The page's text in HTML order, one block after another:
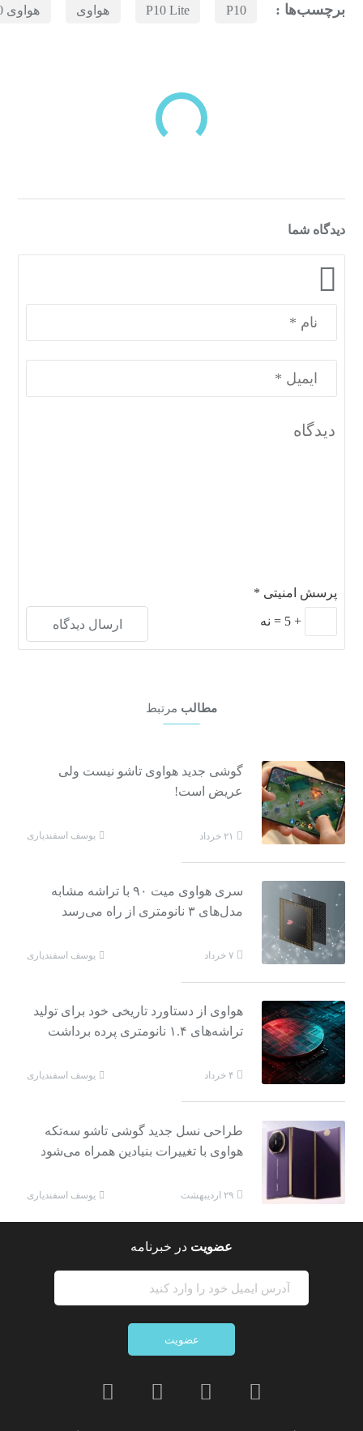
برچسب‌ها : P10
P10 Lite هواوی هواوی P10
دسته‌بندی‌های منتخب برای شما
دیدگاه شما
پرسش امنیتی *
+
5
= نه
مطالب مرتبط
گوشی جدید هواوی تاشو نیست ولی
عریض است!
۲۱ خرداد یوسف اسفندیاری
سری هواوی میت ۹۰ با تراشه مشابه
مدل‌های ۳ نانومتری از راه می‌رسد
۷ خرداد یوسف اسفندیاری
هواوی از دستاورد تاریخی خود برای تولید
تراشه‌های ۱.۴ نانومتری پرده برداشت
۴ خرداد یوسف اسفندیاری
طراحی نسل جدید گوشی تاشو سه‌تکه
هواوی با تغییرات بنیادین همراه می‌شود
۲۹ اردیبهشت یوسف اسفندیاری
عضویت در خبرنامه
عضویت